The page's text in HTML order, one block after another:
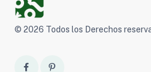
© 2026 Todos los Derechos